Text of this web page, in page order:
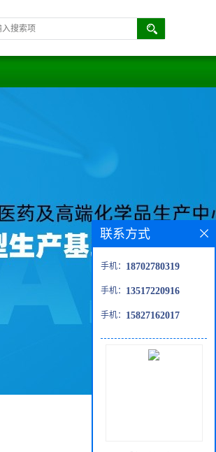
联系方式
手机： 18702780319
手机： 13517220916
手机： 15827162017